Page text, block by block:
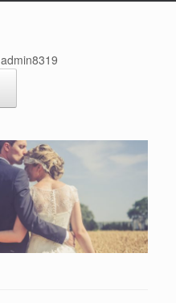
admin8319